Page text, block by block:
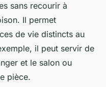
sans recourir à
Il permet
de vie distincts au
il peut servir de
et le salon ou
pièce.